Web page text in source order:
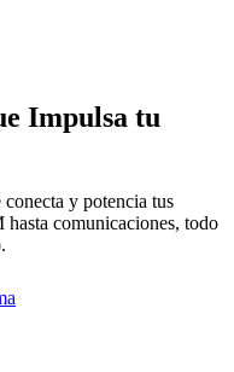
Impulsa tu
y potencia tus
hasta comunicaciones, todo